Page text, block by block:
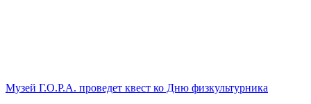
Музей Г.О.Р.А. проведет квест ко Дню физкультурника